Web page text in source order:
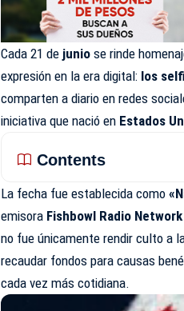
Cada 21 de junio se rinde
expresión en la era digital: los
comparten a diario en redes
iniciativa que nació en Estados
Contents
La fecha fue establecida como
emisora Fishbowl Radio Network
no fue únicamente rendir culto a
recaudar fondos para causas
cada vez más cotidiana.